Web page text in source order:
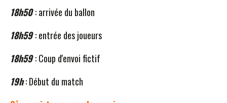
18h50: arrivée du ballon
18h59: entrée des joueurs
18h59: Coup d'envoi fictif
19h: Début du match